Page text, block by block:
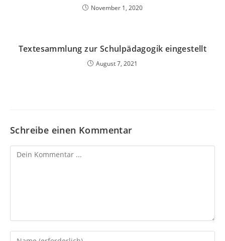
November 1, 2020
Textesammlung zur Schulpädagogik eingestellt
August 7, 2021
Schreibe einen Kommentar
Kommentieren